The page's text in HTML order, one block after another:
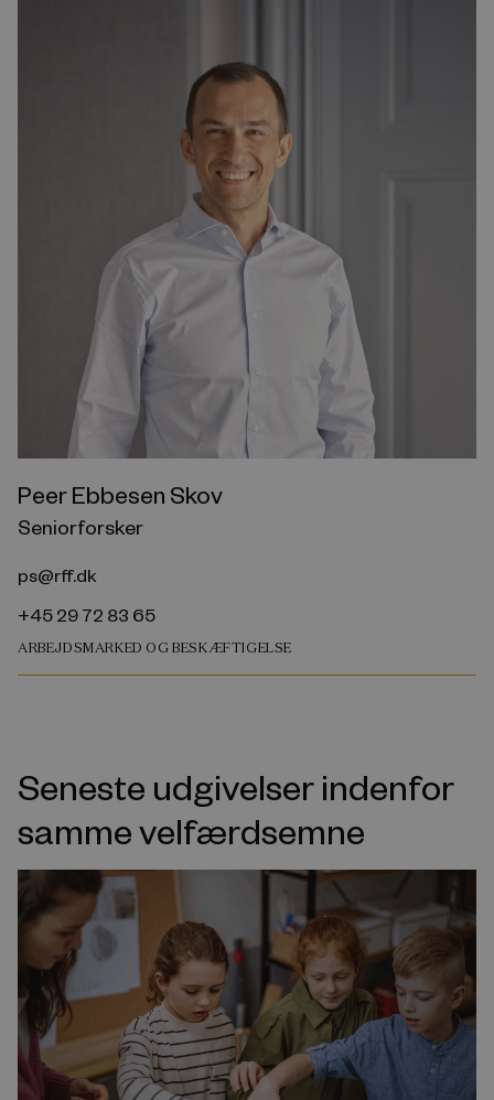
Peer Ebbesen Skov
Seniorforsker
ps@rff.dk
+45 29 72 83 65
ARBEJDSMARKED OG BESKÆFTIGELSE
Seneste udgivelser indenfor
samme velfærdsemne